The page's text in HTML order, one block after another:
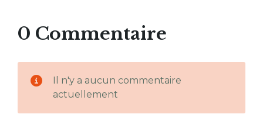
0 Commentaire
Il n'y a aucun commentaire
actuellement